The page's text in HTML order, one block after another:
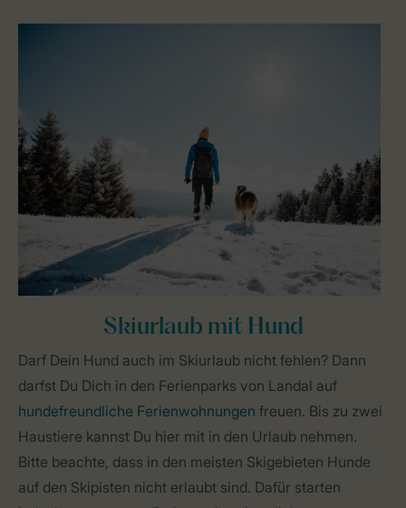
Skiurlaub mit Hund
Darf Dein Hund auch im Skiurlaub nicht fehlen? Dann
darfst Du Dich in den Ferienparks von Landal auf
hundefreundliche Ferienwohnungen freuen. Bis zu zwei
Haustiere kannst Du hier mit in den Urlaub nehmen.
Bitte beachte, dass in den meisten Skigebieten Hunde
auf den Skipisten nicht erlaubt sind. Dafür starten